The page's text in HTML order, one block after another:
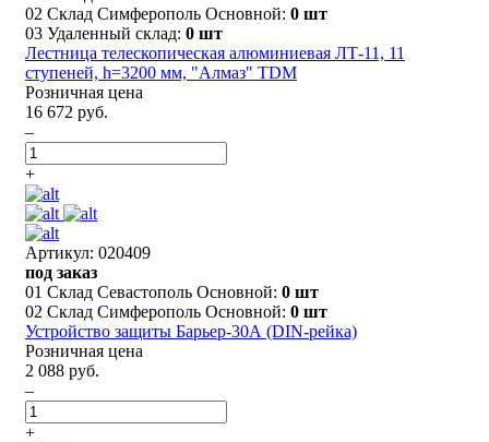
02 Склад Симферополь Основной: 0 шт
03 Удаленный склад: 0 шт
Лестница телескопическая алюминиевая ЛТ-11, 11
ступеней, h=3200 мм, "Алмаз" TDM
Розничная цена
16 672 руб.
–
+
Артикул: 020409
под заказ
01 Склад Севастополь Основной: 0 шт
02 Склад Симферополь Основной: 0 шт
Устройство защиты Барьер-30А (DIN-рейка)
Розничная цена
2 088 руб.
–
+